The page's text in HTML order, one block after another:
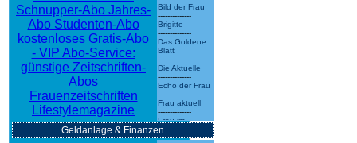
Bild der Frau
--------------
Brigitte
--------------
Das Goldene
Blatt
--------------
Die Aktuelle
--------------
Echo der Frau
--------------
Frau aktuell
--------------
Frau im
Spiegel
--------------
Geldanlage & Finanzen